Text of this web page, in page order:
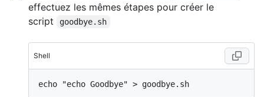
effectuez les mêmes étapes pour créer le
script
goodbye.sh
Shell